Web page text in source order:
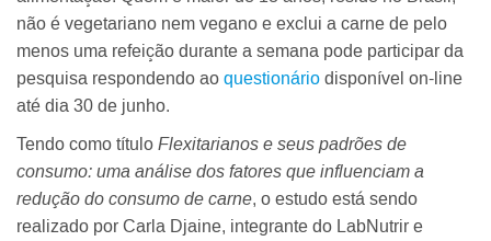
não é vegetariano nem vegano e exclui a carne de pelo
menos uma refeição durante a semana pode participar da
pesquisa respondendo ao questionário disponível on-line
até dia 30 de junho.
Tendo como título Flexitarianos e seus padrões de
consumo: uma análise dos fatores que influenciam a
redução do consumo de carne, o estudo está sendo
realizado por Carla Djaine, integrante do LabNutrir e